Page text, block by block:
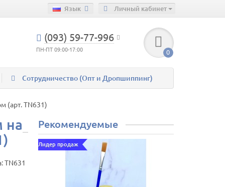
Личный кабинет
Язык
(093) 59-77-996
ПН-ПТ 09:00-17:00 0
Сотрудничество (Опт и Дропшиппинг)
(арт. TN631)
на
TN631
Рекомендуемые
Лидер продаж